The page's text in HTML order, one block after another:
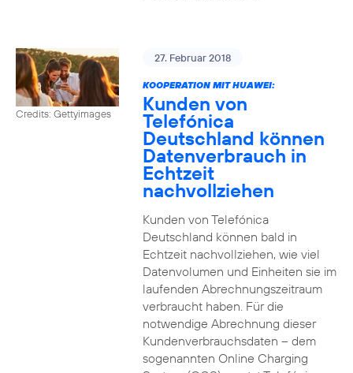
Credits: Gettyimages
27. Februar 2018
KOOPERATION MIT HUAWEI:
Kunden von
Telefónica
Deutschland können
Datenverbrauch in
Echtzeit
nachvollziehen
Kunden von Telefónica
Deutschland können bald in
Echtzeit nachvollziehen, wie viel
Datenvolumen und Einheiten sie im
laufenden Abrechnungszeitraum
verbraucht haben. Für die
notwendige Abrechnung dieser
Kundenverbrauchsdaten – dem
sogenannten Online Charging